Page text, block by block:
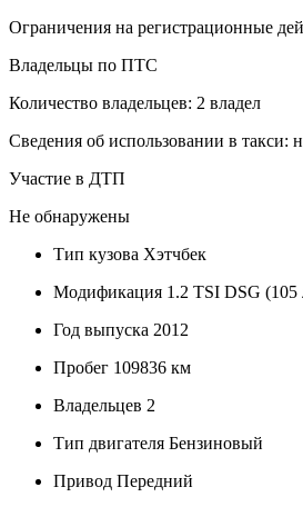
Ограничения на регистрационные
Владельцы по ПТС
Количество владельцев: 2 владел
Сведения об использовании в такси:
Участие в ДТП
Не обнаружены
Тип кузова Хэтчбек
Модификация 1.2 TSI DSG (105
Год выпуска 2012
Пробег 109836 км
Владельцев 2
Тип двигателя Бензиновый
Привод Передний